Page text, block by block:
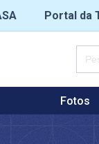
Portal da
Fotos